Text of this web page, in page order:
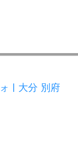
| 大分 別府